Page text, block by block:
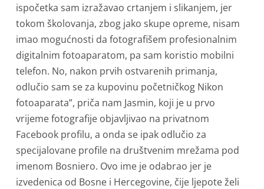
ispočetka sam izražavao crtanjem i slikanjem, jer
tokom školovanja, zbog jako skupe opreme, nisam
imao mogućnosti da fotografišem profesionalnim
digitalnim fotoaparatom, pa sam koristio mobilni
telefon. No, nakon prvih ostvarenih primanja,
odlučio sam se za kupovinu početničkog Nikon
fotoaparata”, priča nam Jasmin, koji je u prvo
vrijeme fotografije objavljivao na privatnom
Facebook profilu, a onda se ipak odlučio za
specijalovane profile na društvenim mrežama pod
imenom Bosniero. Ovo ime je odabrao jer je
izvedenica od Bosne i Hercegovine, čije ljepote želi